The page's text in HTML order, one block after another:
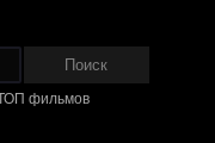
фильмов